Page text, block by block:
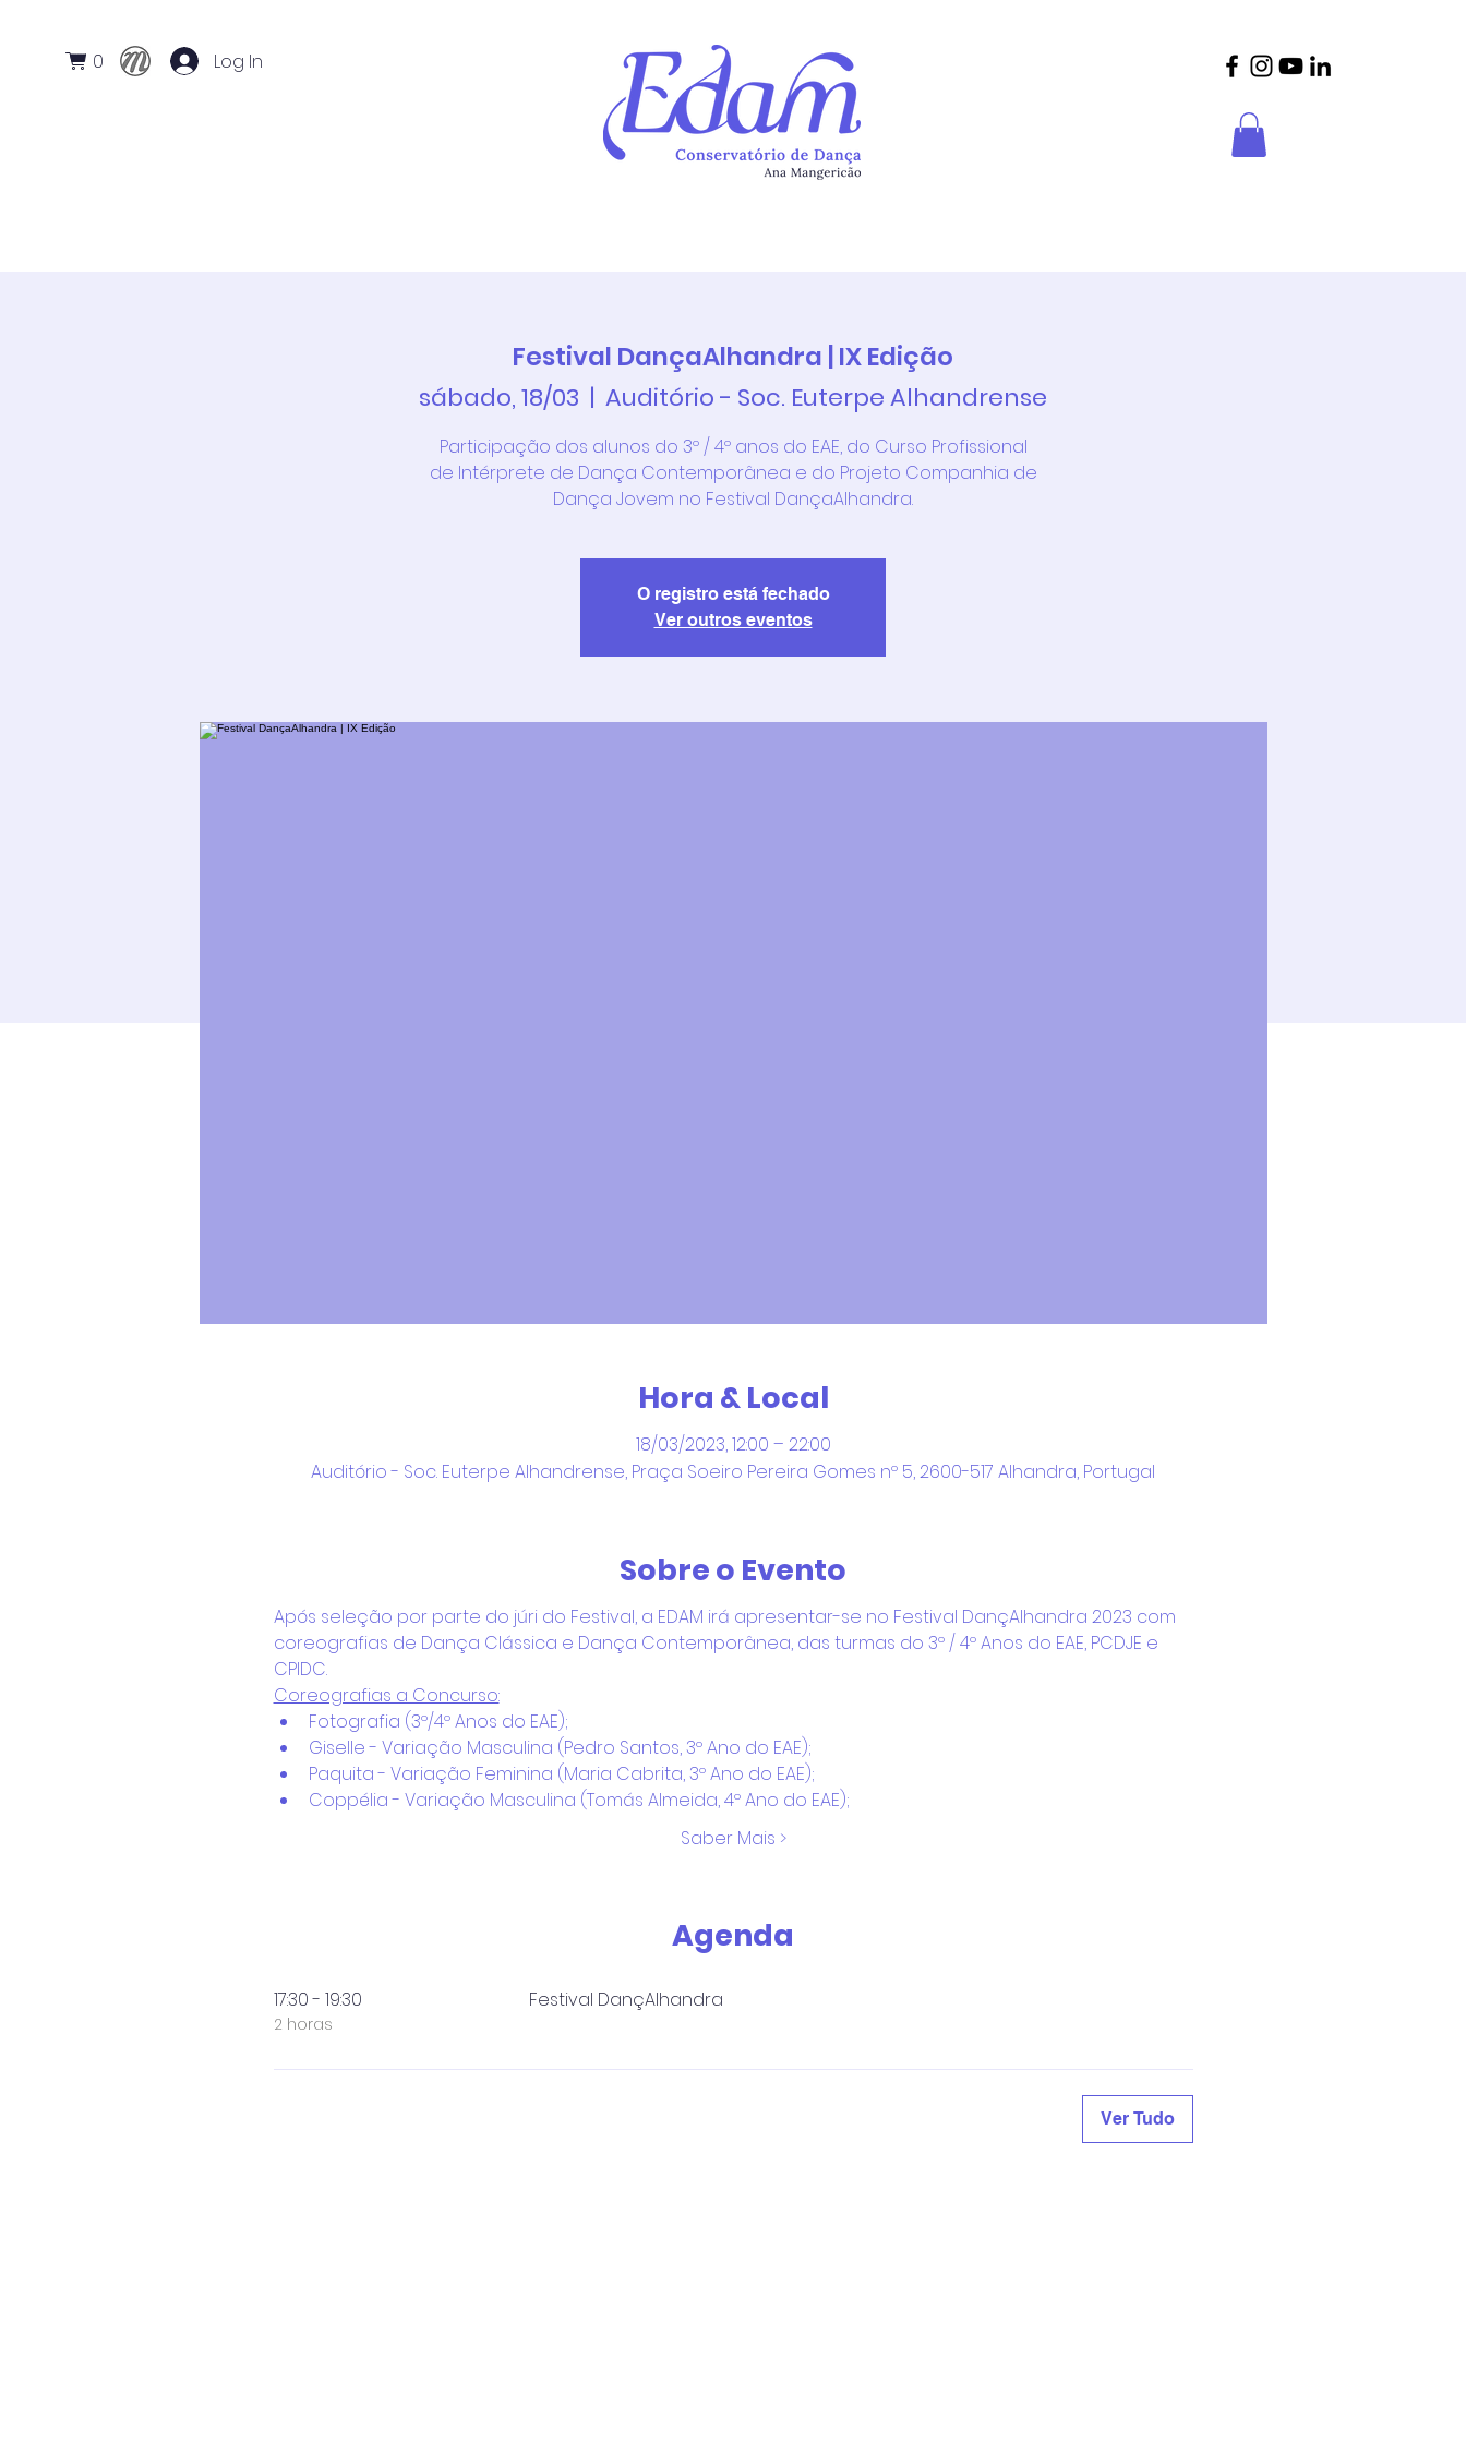
0 Log In
Festival DançaAlhandra | IX Edição
sábado, 18/03
  |
Auditório - Soc. Euterpe Alhandrense
Participação dos alunos do 3º / 4º anos do EAE, do Curso Profissional
de Intérprete de Dança Contemporânea e do Projeto Companhia de
Dança Jovem no Festival DançaAlhandra.
O registro está fechado
Ver outros eventos
Hora & Local
18/03/2023, 12:00 – 22:00
Auditório - Soc. Euterpe Alhandrense, Praça Soeiro Pereira Gomes nº 5, 2600-517 Alhandra, Portugal
Sobre o Evento
Após seleção por parte do júri do Festival, a EDAM irá apresentar-se no Festival DançAlhandra 2023 com
coreografias de Dança Clássica e Dança Contemporânea, das turmas do 3º / 4º Anos do EAE, PCDJE e
CPIDC.
Coreografias a Concurso:
Fotografia (3º/4º Anos do EAE);
Giselle - Variação Masculina (Pedro Santos, 3º Ano do EAE);
Paquita - Variação Feminina (Maria Cabrita, 3º Ano do EAE);
Coppélia - Variação Masculina (Tomás Almeida, 4º Ano do EAE);
Saber Mais >
Agenda
17:30 - 19:30
2 horas
Festival DançAlhandra
Ver Tudo